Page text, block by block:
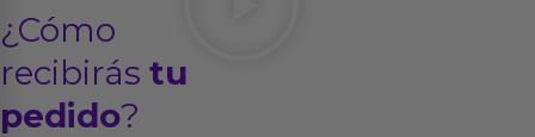
¿Cómo
recibirás tu
pedido?